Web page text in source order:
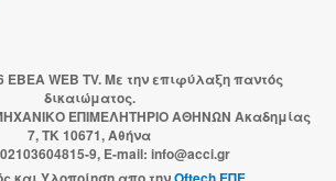
EBEA WEB TV. Με την επιφύλαξη παντός
δικαιώματος.
ΕΠΙΜΕΛΗΤΗΡΙΟ ΑΘΗΝΩΝ Ακαδημίας
7, ΤΚ 10671, Αθήνα
9, E-mail: info@acci.gr